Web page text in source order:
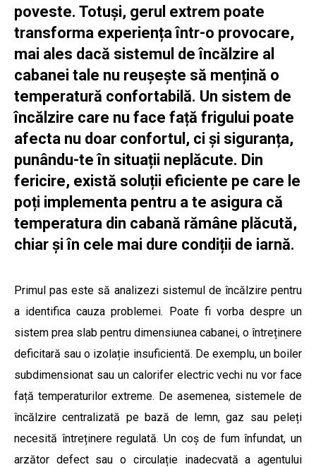
poveste. Totuși, gerul extrem poate
transforma experiența într-o provocare,
mai ales dacă sistemul de încălzire al
cabanei tale nu reușește să mențină o
temperatură confortabilă. Un sistem de
încălzire care nu face față frigului poate
afecta nu doar confortul, ci și siguranța,
punându-te în situații neplăcute. Din
fericire, există soluții eficiente pe care le
poți implementa pentru a te asigura că
temperatura din cabană rămâne plăcută,
chiar și în cele mai dure condiții de iarnă.
Primul pas este să analizezi sistemul de încălzire pentru
a identifica cauza problemei. Poate fi vorba despre un
sistem prea slab pentru dimensiunea cabanei, o întreținere
deficitară sau o izolație insuficientă. De exemplu, un boiler
subdimensionat sau un calorifer electric vechi nu vor face
față temperaturilor extreme. De asemenea, sistemele de
încălzire centralizată pe bază de lemn, gaz sau peleți
necesită întreținere regulată. Un coș de fum înfundat, un
arzător defect sau o circulație inadecvată a agentului